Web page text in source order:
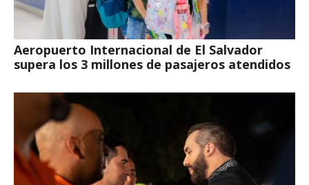
Aeropuerto Internacional de El Salvador
supera los 3 millones de pasajeros atendidos